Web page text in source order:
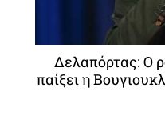
Δελαπόρτας: Ο
παίξει η